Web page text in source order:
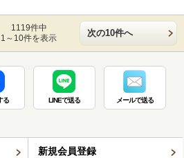
1119件中
1～10件を表示
次の10件へ
る LINEで送る メールで送る
新規会員登録